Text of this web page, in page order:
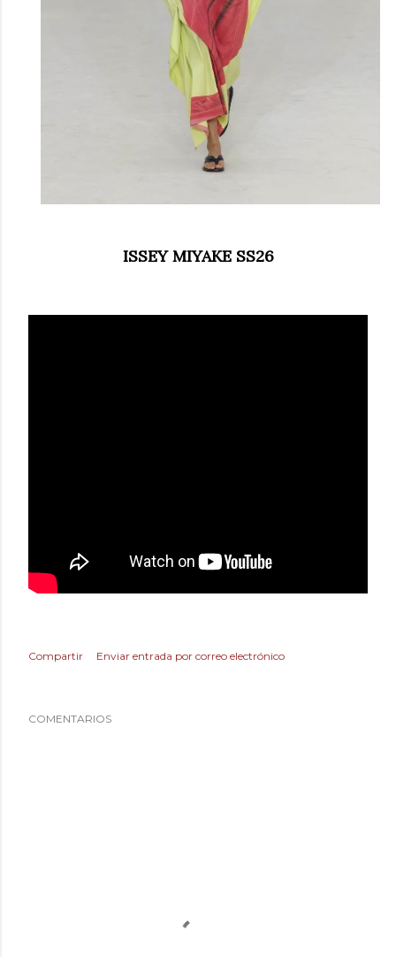
ISSEY MIYAKE SS26
Compartir Enviar entrada por correo electrónico
COMENTARIOS